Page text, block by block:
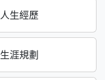
人生經歷
生涯規劃